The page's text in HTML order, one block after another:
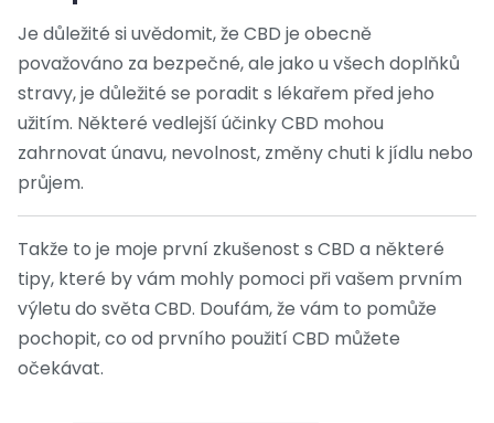
Je důležité si uvědomit, že CBD je obecně
považováno za bezpečné, ale jako u všech doplňků
stravy, je důležité se poradit s lékařem před jeho
užitím. Některé vedlejší účinky CBD mohou
zahrnovat únavu, nevolnost, změny chuti k jídlu nebo
průjem.
Takže to je moje první zkušenost s CBD a některé
tipy, které by vám mohly pomoci při vašem prvním
výletu do světa CBD. Doufám, že vám to pomůže
pochopit, co od prvního použití CBD můžete
očekávat.